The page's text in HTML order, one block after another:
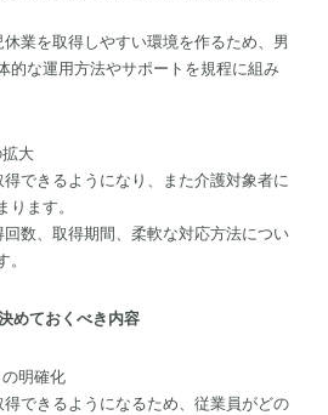
業を取得しやすい環境を作るため、男
的な運用方法やサポートを規程に組み
大
できるようになり、また介護対象者に
ります。
数、取得期間、柔軟な対応方法につい
。
めておくべき内容
明確化
できるようになるため、従業員がどの